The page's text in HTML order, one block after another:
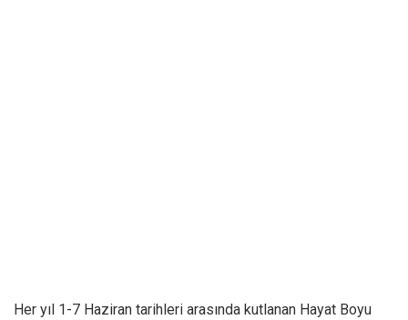
Her yıl 1-7 Haziran tarihleri arasında kutlanan Hayat Boyu